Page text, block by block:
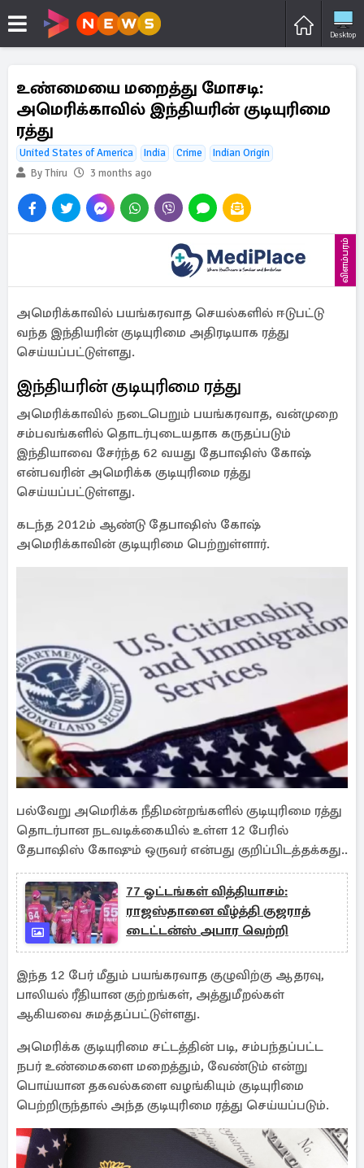
Desktop
உண்மையை மறைத்து மோசடி:
அமெரிக்காவில் இந்தியரின் குடியுரிமை
ரத்து
United States of America India Crime
Indian Origin
By Thiru
3 months ago
விளம்பரம்
அமெரிக்காவில் பயங்கரவாத செயல்களில் ஈடுபட்டு
வந்த இந்தியரின் குடியுரிமை அதிரடியாக ரத்து
செய்யப்பட்டுள்ளது.
இந்தியரின் குடியுரிமை ரத்து
அமெரிக்காவில் நடைபெறும் பயங்கரவாத, வன்முறை
சம்பவங்களில் தொடர்புடையதாக கருதப்படும்
இந்தியாவை சேர்ந்த 62 வயது தேபாஷிஸ் கோஷ்
என்பவரின் அமெரிக்க குடியுரிமை ரத்து
செய்யப்பட்டுள்ளது.
கடந்த 2012ம் ஆண்டு தேபாஷிஸ் கோஷ்
அமெரிக்காவின் குடியுரிமை பெற்றுள்ளார்.
பல்வேறு அமெரிக்க நீதிமன்றங்களில் குடியுரிமை ரத்து
தொடர்பான நடவடிக்கையில் உள்ள 12 பேரில்
தேபாஷிஸ் கோஷும் ஒருவர் என்பது குறிப்பிடத்தக்கது..
77 ஓட்டங்கள் வித்தியாசம்:
ராஜஸ்தானை வீழ்த்தி குஜராத்
டைட்டன்ஸ் அபார வெற்றி
இந்த 12 பேர் மீதும் பயங்கரவாத குழுவிற்கு ஆதரவு,
பாலியல் ரீதியான குற்றங்கள், அத்துமீறல்கள்
ஆகியவை சுமத்தப்பட்டுள்ளது.
அமெரிக்க குடியுரிமை சட்டத்தின் படி, சம்பந்தப்பட்ட
நபர் உண்மைகளை மறைத்தும், வேண்டும் என்று
பொய்யான தகவல்களை வழங்கியும் குடியுரிமை
பெற்றிருந்தால் அந்த குடியுரிமை ரத்து செய்யப்படும்.